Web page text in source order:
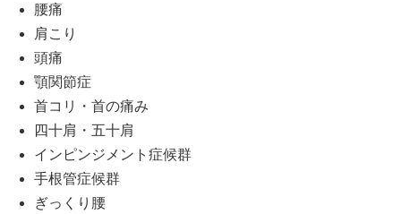
腰痛
肩こり
頭痛
顎関節症
首コリ・首の痛み
四十肩・五十肩
インピンジメント症候群
手根管症候群
ぎっくり腰